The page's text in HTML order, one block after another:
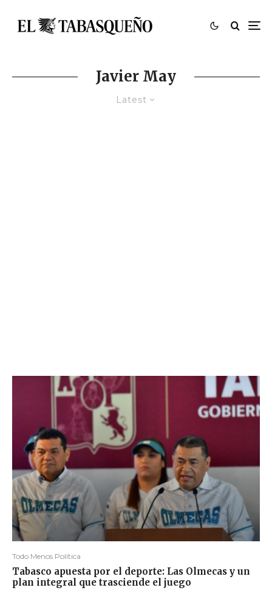
Javier May
Latest
Todo Menos Política
Tabasco apuesta por el deporte: Las Olmecas y un
plan integral que trasciende el juego